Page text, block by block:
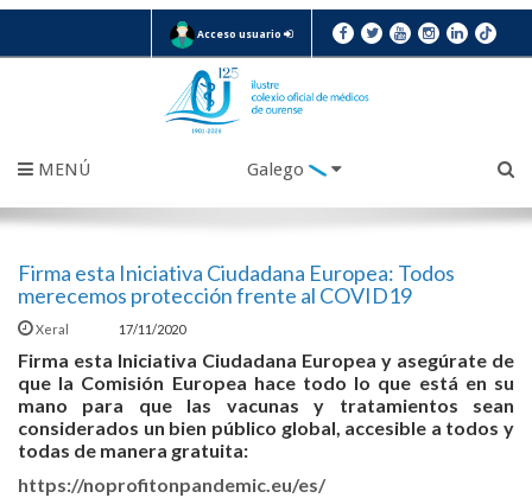
Acceso usuario
MENÚ Galego
Firma esta Iniciativa Ciudadana Europea: Todos
merecemos protección frente al COVID19
Xeral 17/11/2020
Firma esta Iniciativa Ciudadana Europea y asegúrate de
que la Comisión Europea hace todo lo que está en su
mano para que las vacunas y tratamientos sean
considerados un bien público global, accesible a todos y
todas de manera gratuita:
https://noprofitonpandemic.eu/es/